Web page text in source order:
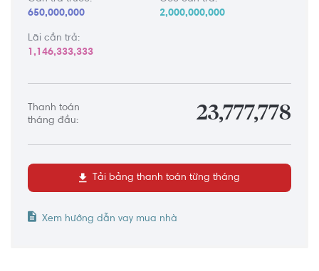
650,000,000
2,000,000,000
Lãi cần trả:
1,146,333,333
Thanh toán
tháng đầu:
23,777,778
Tải bảng thanh toán từng tháng
Xem hướng dẫn vay mua nhà